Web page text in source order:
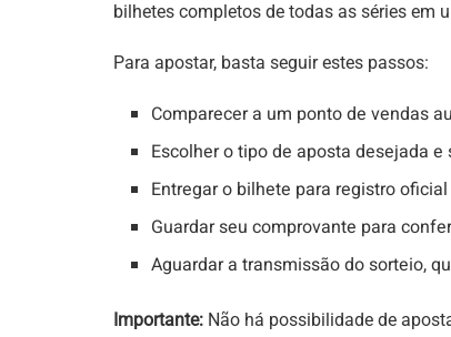
bilhetes completos de todas as séries em
Para apostar, basta seguir estes passos:
Comparecer a um ponto de vendas
Escolher o tipo de aposta desejada
Entregar o bilhete para registro
Guardar seu comprovante para
Aguardar a transmissão do sorteio,
Importante: Não há possibilidade de